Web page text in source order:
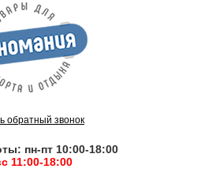
обратный звонок
пн-пт 10:00-18:00
11:00-18:00